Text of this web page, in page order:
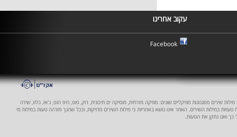
עקוב אחרינו
Facebook
שירים מסגנונות מוזיקליים שונים: מוזיקה מזרחית, מוסיקה ים תיכונית, רוק, פופ, היפ הופ, ג'אז, בלוז, שירה
טעויות במילות השירים. האתר אינו נושא באחריות כי מילות השירים מדויקות, וככל שהנך מזה/ה טעות במילות מי
כך ואנו נתקן את הטעות.